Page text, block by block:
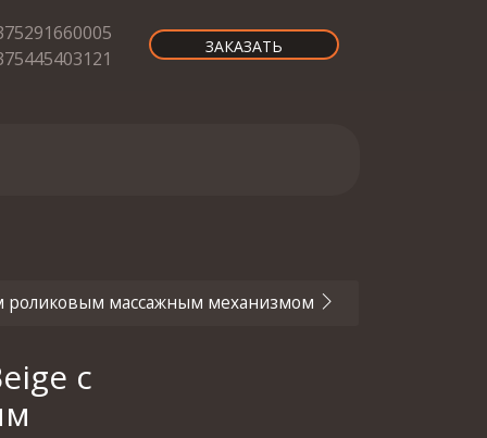
ЗАКАЗАТЬ
роликовым массажным механизмом
с